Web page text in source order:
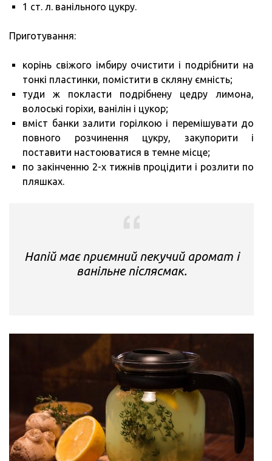
1 ст. л. ванільного цукру.
Приготування:
корінь свіжого імбиру очистити і подрібнити на
тонкі пластинки, помістити в скляну ємність;
туди ж покласти подрібнену цедру лимона,
волоські горіхи, ванілін і цукор;
вміст банки залити горілкою і перемішувати до
повного розчинення цукру, закупорити і
поставити настоюватися в темне місце;
по закінченню 2-х тижнів процідити і розлити по
пляшках.
Напій має приємний пекучий аромат і
ванільне післясмак.